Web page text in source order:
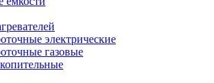
электрические
газовые